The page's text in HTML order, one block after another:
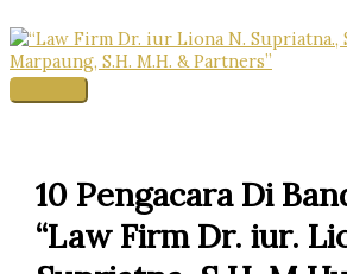
to
content
Main
10 Pengacara Di
“Law Firm Dr. iur.